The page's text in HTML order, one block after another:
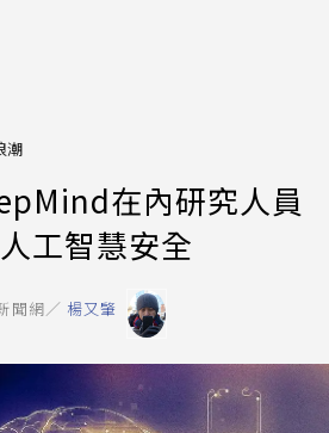
潮
在內研究人員
工智慧安全
聞網／ 楊又肇